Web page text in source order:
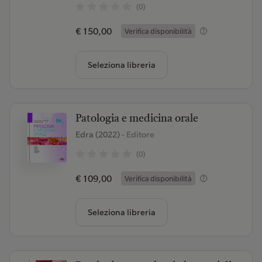
(0)
€ 150,00 Verifica disponibilità
Seleziona libreria
Patologia e medicina orale
Edra (2022)- Editore
(0)
€ 109,00 Verifica disponibilità
Seleziona libreria